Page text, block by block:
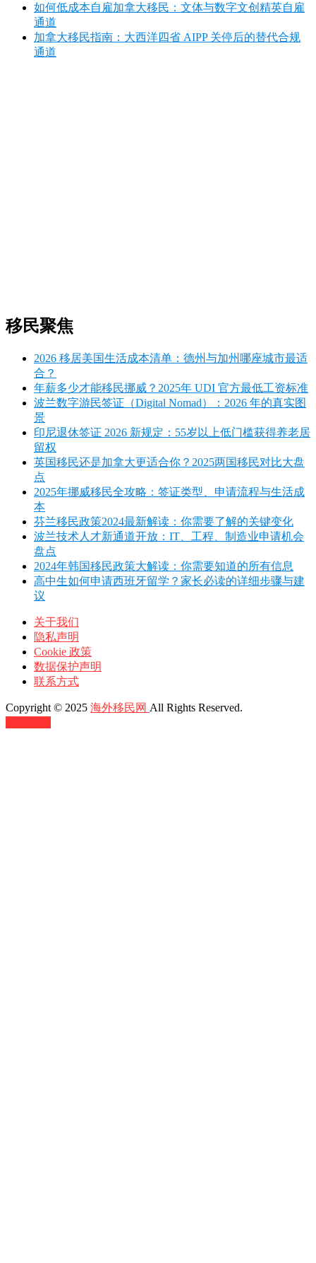
如何低成本自雇加拿大移民：文体与数字文创精英自雇
通道
加拿大移民指南：大西洋四省 AIPP 关停后的替代合规
通道
移民聚焦
2026 移居美国生活成本清单：德州与加州哪座城市最适
合？
年薪多少才能移民挪威？2025年 UDI 官方最低工资标准
波兰数字游民签证（Digital Nomad）：2026 年的真实图
景
印尼退休签证 2026 新规定：55岁以上低门槛获得养老居
留权
英国移民还是加拿大更适合你？2025两国移民对比大盘
点
2025年挪威移民全攻略：签证类型、申请流程与生活成
本
芬兰移民政策2024最新解读：你需要了解的关键变化
波兰技术人才新通道开放：IT、工程、制造业申请机会
盘点
2024年韩国移民政策大解读：你需要知道的所有信息
高中生如何申请西班牙留学？家长必读的详细步骤与建
议
关于我们
隐私声明
Cookie 政策
数据保护声明
联系方式
Copyright © 2025 海外移民网 All Rights Reserved.